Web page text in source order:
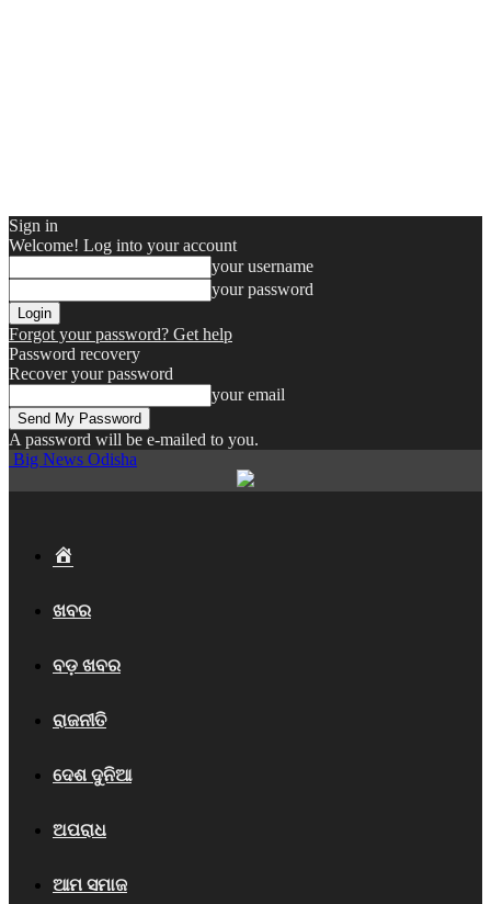
Sign in
Welcome! Log into your account
your username
your password
Forgot your password? Get help
Password recovery
Recover your password
your email
A password will be e-mailed to you.
Big News Odisha
ଖବର
ବଡ଼ ଖବର
ରାଜନୀତି
ଦେଶ ଦୁନିଆ
ଅପରାଧ
ଆମ ସମାଜ